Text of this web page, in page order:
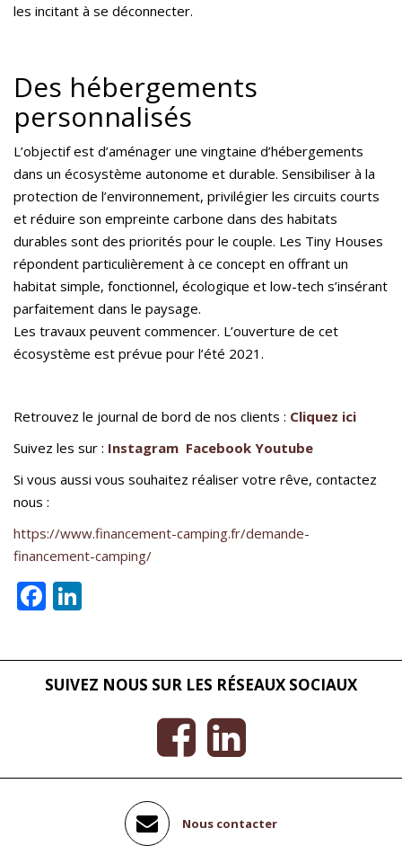
les incitant à se déconnecter.
Des hébergements
personnalisés
L’objectif est d’aménager une vingtaine d’hébergements
dans un écosystème autonome et durable. Sensibiliser à la
protection de l’environnement, privilégier les circuits courts
et réduire son empreinte carbone dans des habitats
durables sont des priorités pour le couple. Les Tiny Houses
répondent particulièrement à ce concept en offrant un
habitat simple, fonctionnel, écologique et low-tech s’insérant
parfaitement dans le paysage.
Les travaux peuvent commencer. L’ouverture de cet
écosystème est prévue pour l’été 2021.
Retrouvez le journal de bord de nos clients : Cliquez ici
Suivez les sur : Instagram Facebook Youtube
Si vous aussi vous souhaitez réaliser votre rêve, contactez
nous :
https://www.financement-camping.fr/demande-
financement-camping/
Facebook
SUIVEZ NOUS SUR LES RÉSEAUX SOCIAUX
Nous contacter